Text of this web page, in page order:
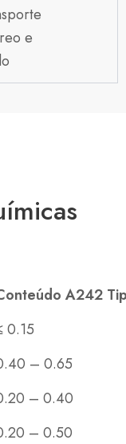
e
A242
0.15
– 0.65
– 0.40
– 0.50